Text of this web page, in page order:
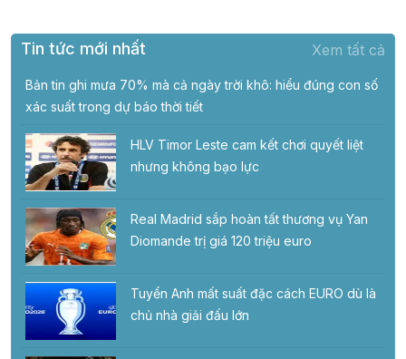
Tin tức mới nhất Xem tất cả
Bản tin ghi mưa 70% mà cả ngày trời khô: hiểu đúng con số
xác suất trong dự báo thời tiết
HLV Timor Leste cam kết chơi quyết liệt
nhưng không bạo lực
Real Madrid sắp hoàn tất thương vụ Yan
Diomande trị giá 120 triệu euro
Tuyển Anh mất suất đặc cách EURO dù là
chủ nhà giải đấu lớn